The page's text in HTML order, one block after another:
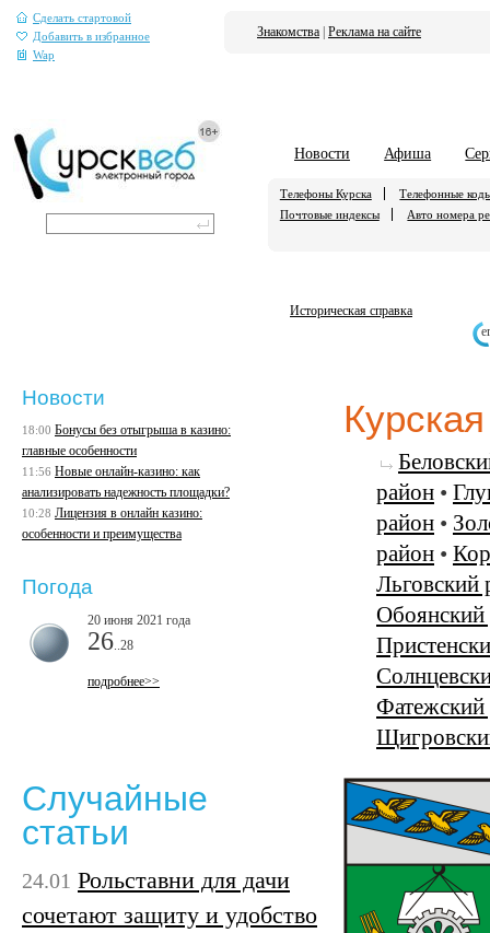
Сделать стартовой
Добавить в избранное
Wap
Знакомства Реклама на сайте
Новости Афиша
Телефоны Курска
Телефонные
Почтовые индексы
Авто номера
Историческая справка
район •
район •
район •
Льговский
Обоянский
Фатежский
Новости
18:00 Бонусы без отыгрыша в казино:
главные особенности
11:56 Новые онлайн-казино: как
анализировать надежность площадки?
10:28 Лицензия в онлайн казино:
особенности и преимущества
Погода
20 июня 2021 года
26 ..28
подробнее>>
Случайные
статьи
24.01 Рольставни для дачи
сочетают защиту и удобство